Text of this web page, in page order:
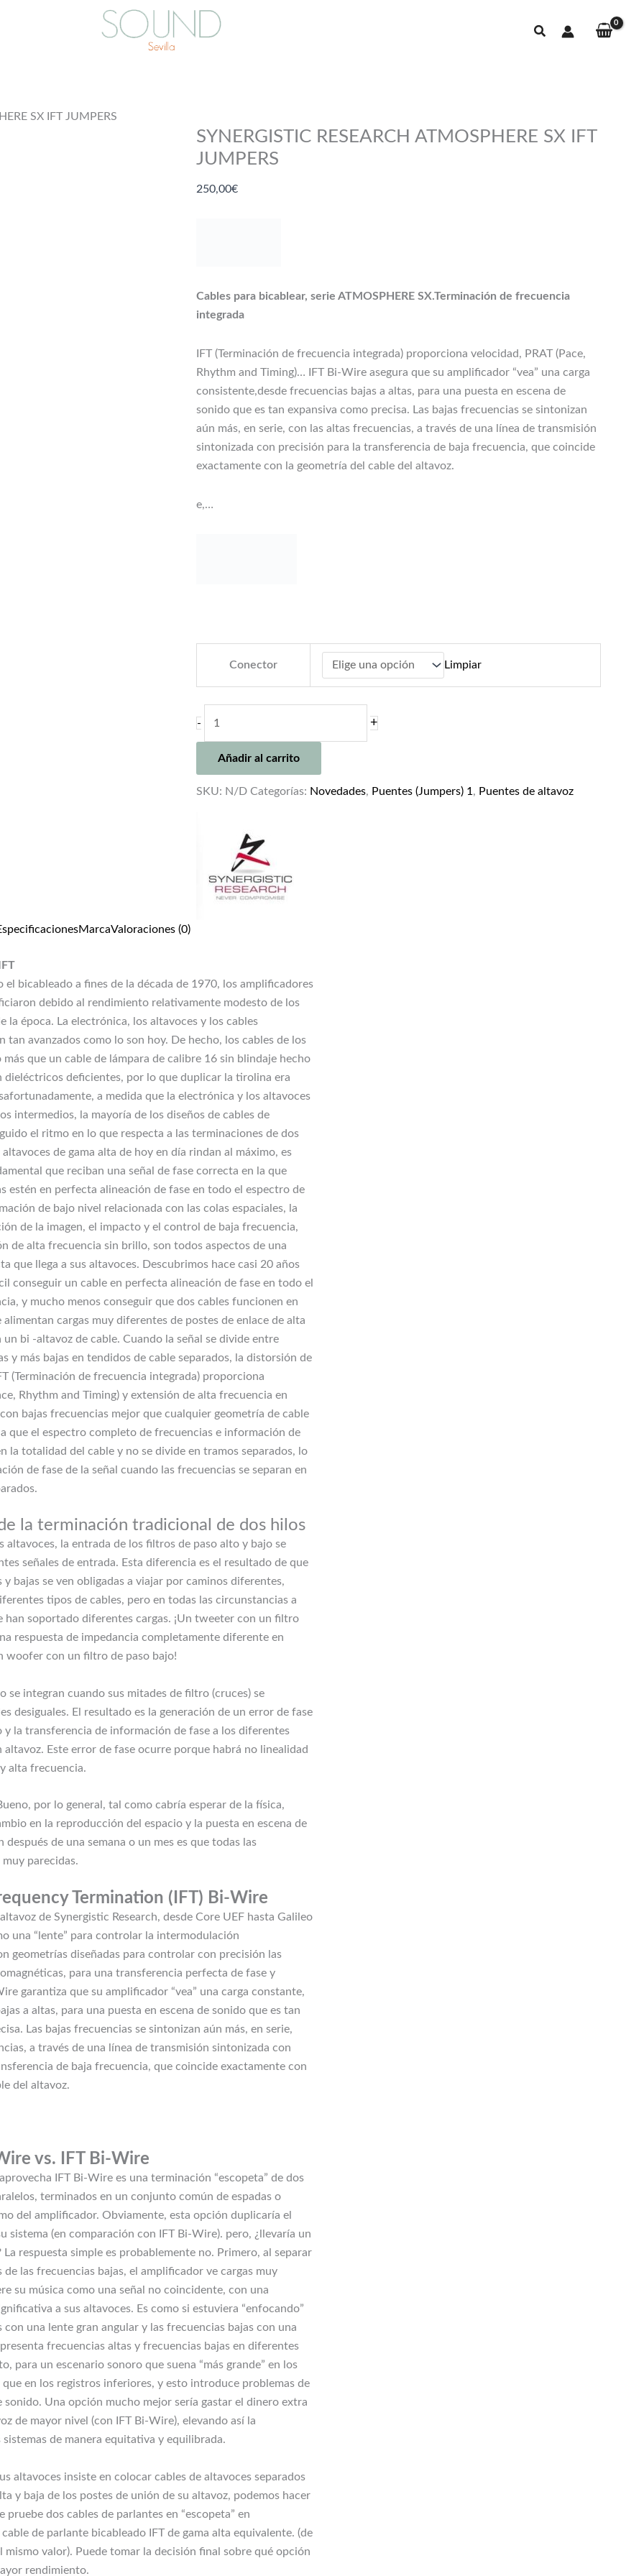
Buscar
SX IFT JUMPERS
SYNERGISTIC RESEARCH ATMOSPHERE SX IFT
JUMPERS
250,00€
Cables para bicablear, serie ATMOSPHERE SX.Terminación de frecuencia
integrada
IFT (Terminación de frecuencia integrada) proporciona velocidad, PRAT (Pace,
Rhythm and Timing)… IFT Bi-Wire asegura que su amplificador “vea” una carga
consistente,desde frecuencias bajas a altas, para una puesta en escena de
sonido que es tan expansiva como precisa. Las bajas frecuencias se sintonizan
aún más, en serie, con las altas frecuencias, a través de una línea de transmisión
sintonizada con precisión para la transferencia de baja frecuencia, que coincide
exactamente con la geometría del cable del altavoz.
e,…
Conector Limpiar
-
IFT
+
Añadir al carrito
SKU: N/D Categorías: Novedades, Puentes (Jumpers) 1 , Puentes de altavoz
MarcaValoraciones (0)
el bicableado a fines de la década de 1970, los amplificadores
debido al rendimiento relativamente modesto de los
la época. La electrónica, los altavoces y los cables
tan avanzados como lo son hoy. De hecho, los cables de los
que un cable de lámpara de calibre 16 sin blindaje hecho
dieléctricos deficientes, por lo que duplicar la tirolina era
a medida que la electrónica y los altavoces
intermedios, la mayoría de los diseños de cables de
el ritmo en lo que respecta a las terminaciones de dos
de gama alta de hoy en día rindan al máximo, es
que reciban una señal de fase correcta en la que
estén en perfecta alineación de fase en todo el espectro de
de bajo nivel relacionada con las colas espaciales, la
de la imagen, el impacto y el control de baja frecuencia,
de alta frecuencia sin brillo, son todos aspectos de una
que llega a sus altavoces. Descubrimos hace casi 20 años
conseguir un cable en perfecta alineación de fase en todo el
y mucho menos conseguir que dos cables funcionen en
alimentan cargas muy diferentes de postes de enlace de alta
bi -altavoz de cable. Cuando la señal se divide entre
y más bajas en tendidos de cable separados, la distorsión de
(Terminación de frecuencia integrada) proporciona
Rhythm and Timing) y extensión de alta frecuencia en
bajas frecuencias mejor que cualquier geometría de cable
que el espectro completo de frecuencias e información de
la totalidad del cable y no se divide en tramos separados, lo
de fase de la señal cuando las frecuencias se separan en
la terminación tradicional de dos hilos
altavoces, la entrada de los filtros de paso alto y bajo se
señales de entrada. Esta diferencia es el resultado de que
y bajas se ven obligadas a viajar por caminos diferentes,
tipos de cables, pero en todas las circunstancias a
han soportado diferentes cargas. ¡Un tweeter con un filtro
respuesta de impedancia completamente diferente en
woofer con un filtro de paso bajo!
se integran cuando sus mitades de filtro (cruces) se
desiguales. El resultado es la generación de un error de fase
y la transferencia de información de fase a los diferentes
Este error de fase ocurre porque habrá no linealidad
alta frecuencia.
por lo general, tal como cabría esperar de la física,
en la reproducción del espacio y la puesta en escena de
después de una semana o un mes es que todas las
parecidas.
Termination (IFT) Bi-Wire
de Synergistic Research, desde Core UEF hasta Galileo
una “lente” para controlar la intermodulación
geometrías diseñadas para controlar con precisión las
para una transferencia perfecta de fase y
garantiza que su amplificador “vea” una carga constante,
a altas, para una puesta en escena de sonido que es tan
Las bajas frecuencias se sintonizan aún más, en serie,
a través de una línea de transmisión sintonizada con
de baja frecuencia, que coincide exactamente con
del altavoz.
vs. IFT Bi-Wire
IFT Bi-Wire es una terminación “escopeta” de dos
terminados en un conjunto común de espadas o
del amplificador. Obviamente, esta opción duplicaría el
sistema (en comparación con IFT Bi-Wire). pero, ¿llevaría un
respuesta simple es probablemente no. Primero, al separar
de las frecuencias bajas, el amplificador ve cargas muy
su música como una señal no coincidente, con una
a sus altavoces. Es como si estuviera “enfocando”
con una lente gran angular y las frecuencias bajas con una
frecuencias altas y frecuencias bajas en diferentes
para un escenario sonoro que suena “más grande” en los
en los registros inferiores, y esto introduce problemas de
sonido. Una opción mucho mejor sería gastar el dinero extra
de mayor nivel (con IFT Bi-Wire), elevando así la
sistemas de manera equitativa y equilibrada.
altavoces insiste en colocar cables de altavoces separados
y baja de los postes de unión de su altavoz, podemos hacer
pruebe dos cables de parlantes en “escopeta” en
de parlante bicableado IFT de gama alta equivalente. (de
mismo valor). Puede tomar la decisión final sobre qué opción
rendimiento.